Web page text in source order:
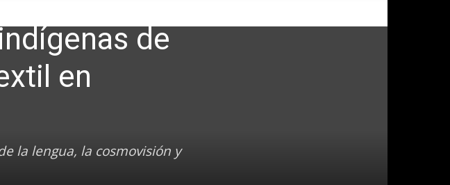
de
en
la lengua, la cosmovisión y